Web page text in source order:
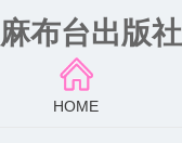
麻布台出版社
HOME